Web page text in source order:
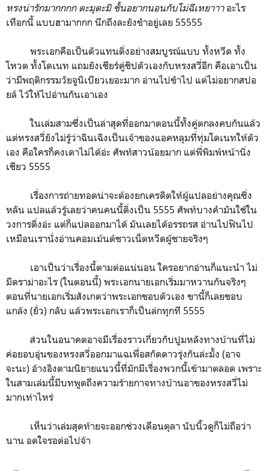
หรงน่ารักมากกกก ตะมุตะมิ ชั้นอยากนอนกับโม่ฉีเหยาาาอะไร
เทือกนี้ แบบฮามากกก นึกถึงละยังขำอยู่เลย 55555
พระเอกคือเป็นตัวแทนติ่งอย่างสมบูรณ์แบบ ทั้งหวีด ทั้ง
โหวต ทั้งโดเนท แถมยังเชียร์คู่ชิปตัวเองกับหรงสวี่อีก คือเอาเป็น
ว่ามีพฤติกรรมวัยจูนิเบียวเยอะมาก อ่านไปขำไป แต่ไม่อยากสปอ
ยล์ ไว้ให้ไปอ่านกันเอาเอง
ในเล่มสามซึ่งเป็นล่าสุดที่ออกมาตอนนี้ทั้งคู่ตกลงคบกันแล้ว
แต่หรงสวี่ยังไม่รู้ว่าฉินเฉิงเป็นเจ้าของแอคหลุมที่ทุ่มโดเนทให้ตัว
เอง คือใครก็คงเดาไม่ได้อ่ะ ศัพท์สาวน้อยมาก แต่พี่พิมพ์หน้านิ่ง
เชียว 5555
เรื่องการถ่ายทอดน่าจะต้องยกเครดิตให้ผู้แปลอย่างคุณซิ่ง
หลัน แปลแล้วรู้เลยว่าคนคนนี้ติ่งเป็น 5555 ศัพท์บางคำมันใช้ใน
วงการติ่งอ่ะ แต่ก็แปลออกมาได้ มันเลยได้อรรถรส อ่านไปฟินไป
เหมือนเรานั่งอ่านคอมเม้นต์ชาวเน็ตหวีดผู้ชายจริงๆ
เอาเป็นว่าเรื่องนี้ตามต่อแน่นอน ใครอยากอ่านก็แนะนำ ไม่
มีดราม่าอะไร (ในตอนนี้) พระเอกนายเอกเริ่มมาหวานกันจริงๆ
ตอนที่นายเอกเริ่มสังเกตว่าพระเอกชอบตัวเอง ขานี้ก็เลยชอบ
แกล้ง (ยั่ว) กลับ แล้วพระเอกเราก็เป็นล่กทุกที 5555
ส่วนในอนาคตอาจมีเรื่องราวเกี่ยวกับปูมหลังทางบ้านที่ไม่
ค่อยอบอุ่นของหรงสวี่ออกมาแฉเพื่อสกัดดาวรุ่งกันล่ะมั้ง (อาจ
จะนะ) อ้างอิงตามนิยายแนวนี้ที่มักมีเรื่องพวกนี้เข้ามาตลอด เพราะ
ในสามเล่มนี้มีบทพูดถึงความร้ายกาจทางบ้านอาของหรงสวี่ไม่
มากเท่าไหร่
เห็นว่าเล่มสุดท้ายจะออกช่วงเดือนตุลา นับนิ้วดูก็ไม่ถือว่า
นาน อดใจรอต่อไปจ้า